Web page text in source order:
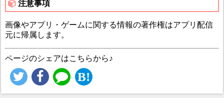
注意事項
画像やアプリ・ゲームに関する情報の著作権はアプリ配信
元に帰属します。
ページのシェアはこちらから♪